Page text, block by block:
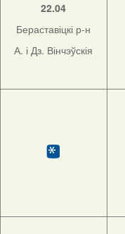
22.04
Бераставіцкі р-н
А. і Дз. Вінчэўскія